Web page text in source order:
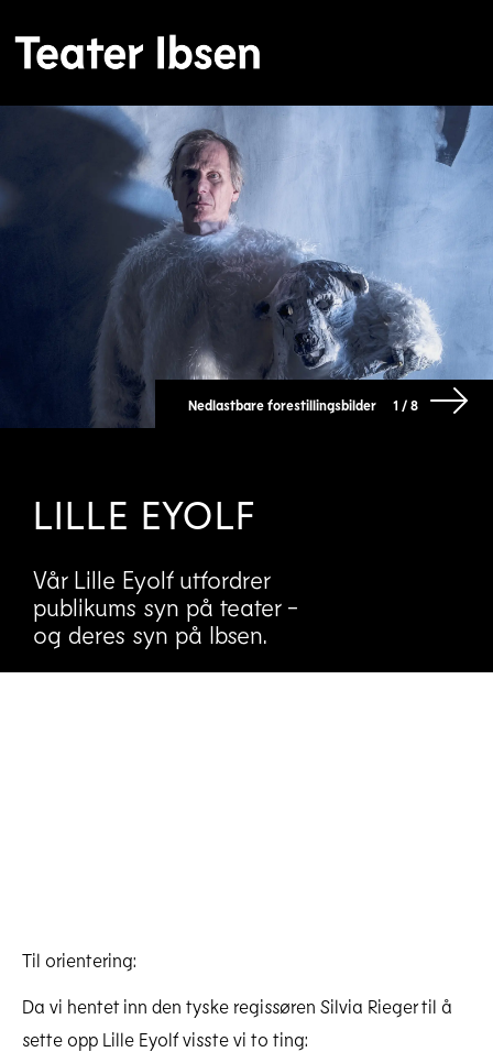
Nedlastbare forestillingsbilder 1 / 8
LILLE EYOLF
Vår Lille Eyolf utfordrer
publikums syn på teater -
og deres syn på Ibsen.
Til orientering:
Da vi hentet inn den tyske regissøren Silvia Rieger til å
sette opp Lille Eyolf visste vi to ting: